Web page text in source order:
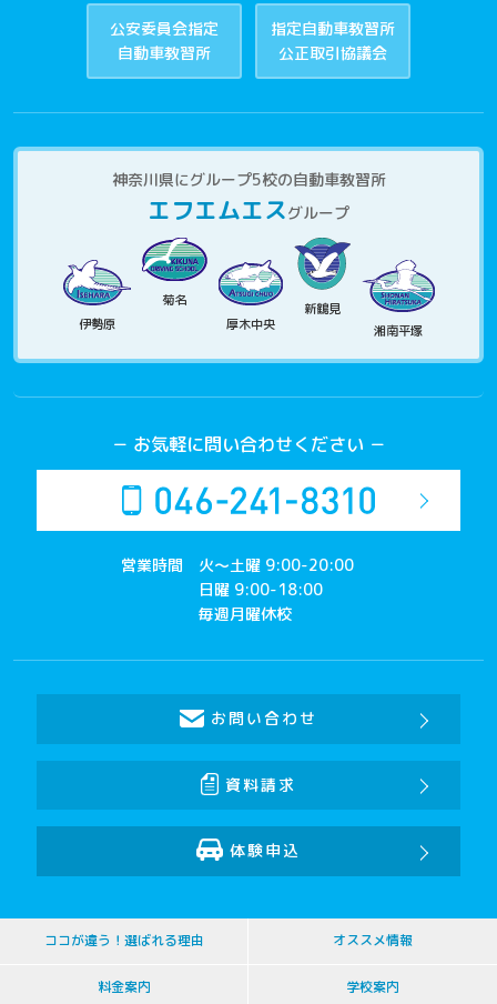
公安委員会指定
自動車教習所
指定自動車教習所
公正取引協議会
神奈川県にグループ5校の自動車教習所
エフエムエスグループ
伊勢原
菊名
厚木中央
新鶴見
湘南平塚
－ お気軽に問い合わせください －
営業時間
火～土曜 9:00-20:00
日曜 9:00-18:00
毎週月曜休校
お問い合わせ
資料請求
体験申込
ココが違う！選ばれる理由 オススメ情報
料金案内 学校案内